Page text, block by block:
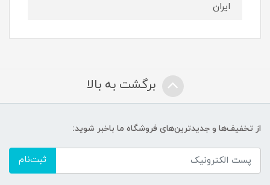
ایران
برگشت به بالا
از تخفیف‌ها و جدیدترین‌های فروشگاه ما باخبر شوید:
ثبت‌نام